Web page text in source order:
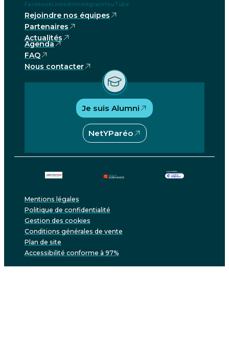
FacebookLinkedInInstagramYouTube
Rejoindre nos équipes
Partenaires
Actualités
Agenda
FAQ
Nous contacter
Je suis Alumni
NetYParéo
Mentions légales
Politique de confidentialité
Gestion des cookies
Conditions générales de vente
Plan de site
Accessibilité conforme à 97%